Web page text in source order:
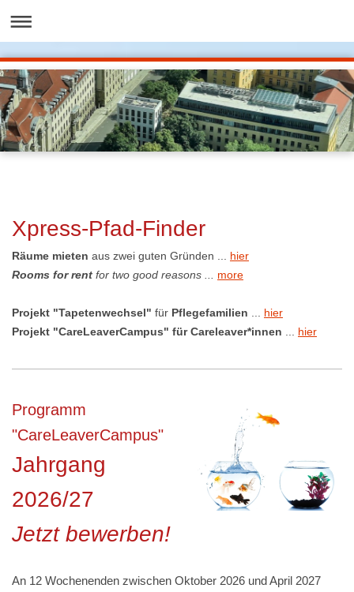
Xpress-Pfad-Finder
Räume mieten aus zwei guten Gründen ... hier
Rooms for rent for two good reasons ... more
Projekt "Tapetenwechsel" für Pflegefamilien
hier
Projekt "CareLeaverCampus" fürCareleaver*innen hier
Programm
"CareLeaverCampus"
Jahrgang
2026/27
Jetzt bewerben!
An 12 Wochenenden zwischen Oktober 2026 und April 2027